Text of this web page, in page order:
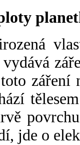
vydává
záření
jde o